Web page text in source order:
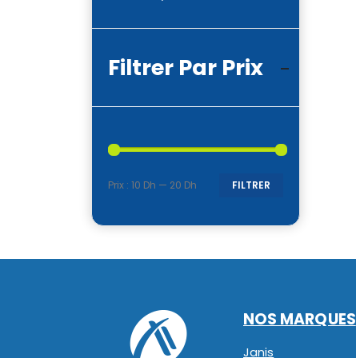
Filtrer Par Prix
FILTRER
Prix : 10 Dh — 20 Dh
NOS MARQUES
Janis